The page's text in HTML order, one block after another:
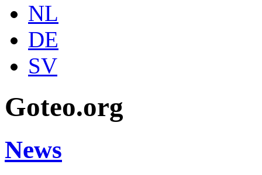
NL
DE
SV
Goteo.org
News